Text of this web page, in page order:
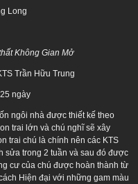
Long
Không Gian Mở
Trần Hữu Trung
ngày
ngôi nhà được thiết kế theo
trai lớn và chú nghĩ sẽ xây
trai chú là chính nên các KTS
sửa trong 2 tuần và sau đó được
cư của chú được hoàn thành từ
Hiện đại với những gam màu